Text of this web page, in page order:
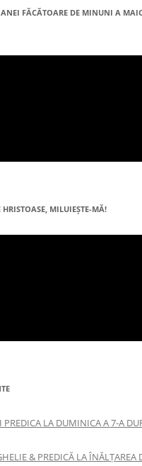
FĂCĂTOARE DE MINUNI A
MILUIEŞTE-MĂ!
PREDICA LA DUMINICA A 7-A
& PREDICĂ LA